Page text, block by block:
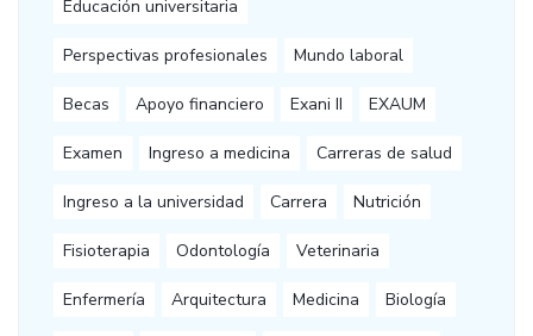
Educación universitaria
Perspectivas profesionales Mundo laboral
Becas Apoyo financiero Exani II EXAUM
Examen Ingreso a medicina Carreras de salud
Ingreso a la universidad Carrera Nutrición
Fisioterapia Odontología Veterinaria
Enfermería Arquitectura Medicina Biología